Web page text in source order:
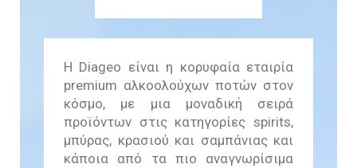
Η Diageo είναι η κορυφαία εταιρία
premium αλκοολούχων ποτών στον
κόσμο, με μια μοναδική σειρά
προϊόντων στις κατηγορίες spirits,
μπύρας, κρασιού και σαμπάνιας και
κάποια από τα πιο αναγνωρίσιμα